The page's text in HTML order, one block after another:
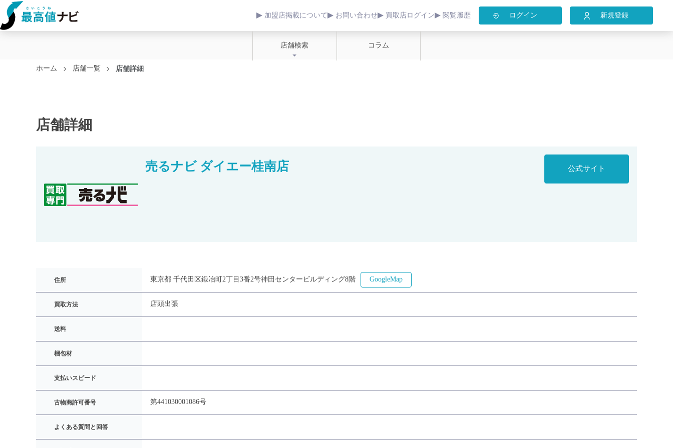
加盟店掲載について お問い合わせ 買取店ログイン 閲覧履歴 ログイン 新規登録
店舗検索 コラム
ホーム 店舗一覧 店舗詳細
店舗詳細
売るナビ ダイエー桂南店 公式サイト
住所 東京都 千代田区鍛冶町2丁目3番2号神田センタービルディング8階 GoogleMap
買取方法 店頭出張
送料
梱包材
支払いスピード
古物商許可番号 第441030001086号
よくある質問と回答